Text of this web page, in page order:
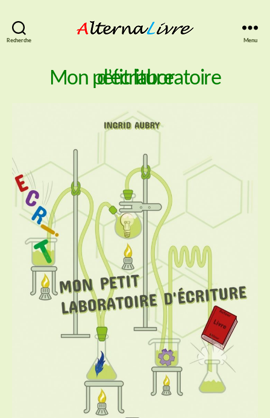
Recherche Menu
Mon petit laboratoire d’écriture